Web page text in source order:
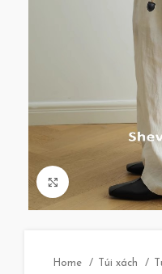
Click to enlarge
Home Túi xách